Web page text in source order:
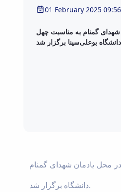
01 February 2025 09:56
شهدای گمنام به مناسبت چهل
محل یادمان شهدای گمنام
دانشگاه برگزار شد.